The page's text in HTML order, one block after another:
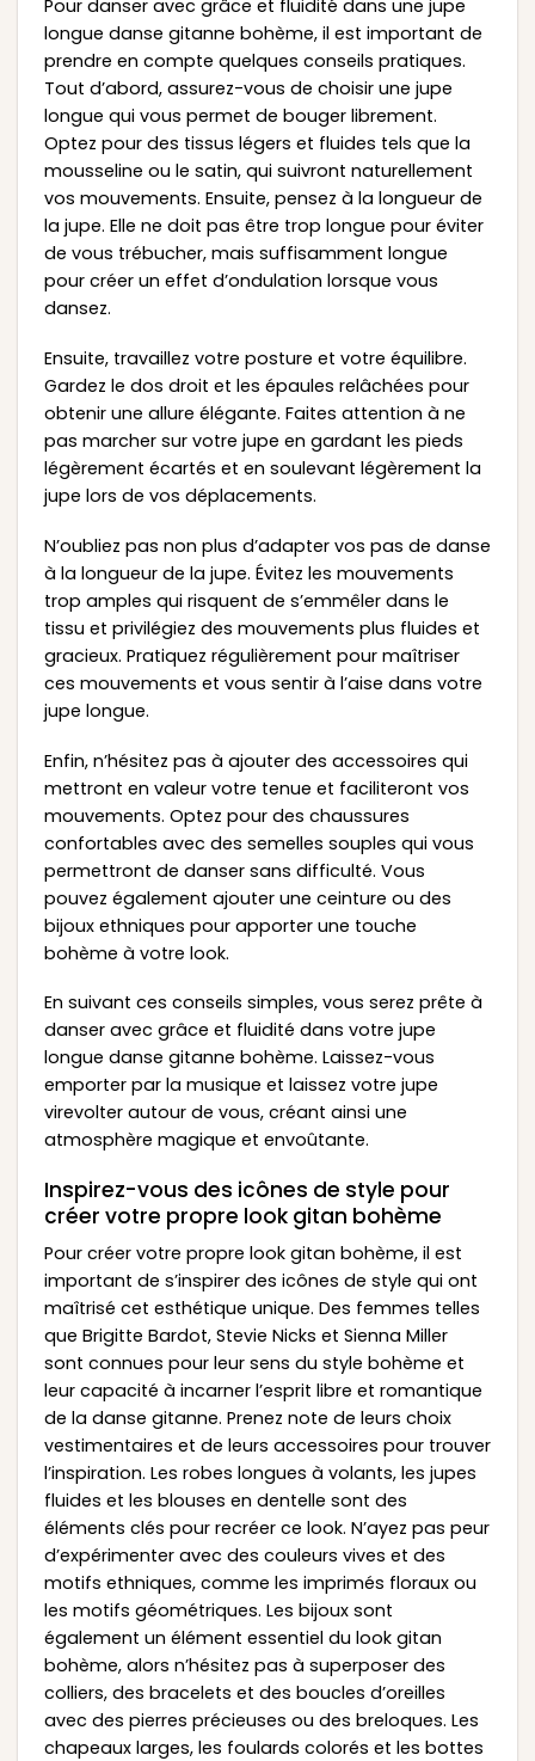
Pour danser avec grâce et fluidité dans une jupe
longue danse gitanne bohème, il est important de
prendre en compte quelques conseils pratiques.
Tout d’abord, assurez-vous de choisir une jupe
longue qui vous permet de bouger librement.
Optez pour des tissus légers et fluides tels que la
mousseline ou le satin, qui suivront naturellement
vos mouvements. Ensuite, pensez à la longueur de
la jupe. Elle ne doit pas être trop longue pour éviter
de vous trébucher, mais suffisamment longue
pour créer un effet d’ondulation lorsque vous
dansez.
Ensuite, travaillez votre posture et votre équilibre.
Gardez le dos droit et les épaules relâchées pour
obtenir une allure élégante. Faites attention à ne
pas marcher sur votre jupe en gardant les pieds
légèrement écartés et en soulevant légèrement la
jupe lors de vos déplacements.
N’oubliez pas non plus d’adapter vos pas de danse
à la longueur de la jupe. Évitez les mouvements
trop amples qui risquent de s’emmêler dans le
tissu et privilégiez des mouvements plus fluides et
gracieux. Pratiquez régulièrement pour maîtriser
ces mouvements et vous sentir à l’aise dans votre
jupe longue.
Enfin, n’hésitez pas à ajouter des accessoires qui
mettront en valeur votre tenue et faciliteront vos
mouvements. Optez pour des chaussures
confortables avec des semelles souples qui vous
permettront de danser sans difficulté. Vous
pouvez également ajouter une ceinture ou des
bijoux ethniques pour apporter une touche
bohème à votre look.
En suivant ces conseils simples, vous serez prête à
danser avec grâce et fluidité dans votre jupe
longue danse gitanne bohème. Laissez-vous
emporter par la musique et laissez votre jupe
virevolter autour de vous, créant ainsi une
atmosphère magique et envoûtante.
Inspirez-vous des icônes de style pour
créer votre propre look gitan bohème
Pour créer votre propre look gitan bohème, il est
important de s’inspirer des icônes de style qui ont
maîtrisé cet esthétique unique. Des femmes telles
que Brigitte Bardot, Stevie Nicks et Sienna Miller
sont connues pour leur sens du style bohème et
leur capacité à incarner l’esprit libre et romantique
de la danse gitanne. Prenez note de leurs choix
vestimentaires et de leurs accessoires pour trouver
l’inspiration. Les robes longues à volants, les jupes
fluides et les blouses en dentelle sont des
éléments clés pour recréer ce look. N’ayez pas peur
d’expérimenter avec des couleurs vives et des
motifs ethniques, comme les imprimés floraux ou
les motifs géométriques. Les bijoux sont
également un élément essentiel du look gitan
bohème, alors n’hésitez pas à superposer des
colliers, des bracelets et des boucles d’oreilles
avec des pierres précieuses ou des breloques. Les
chapeaux larges, les foulards colorés et les bottes